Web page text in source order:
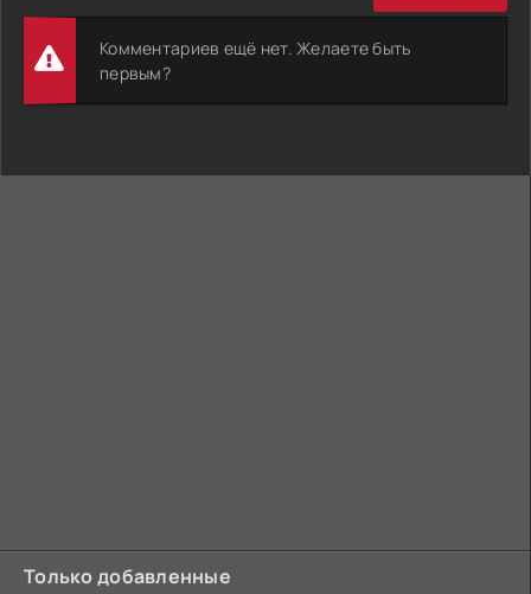
Комментариев ещё нет. Желаете быть
первым?
Только добавленные